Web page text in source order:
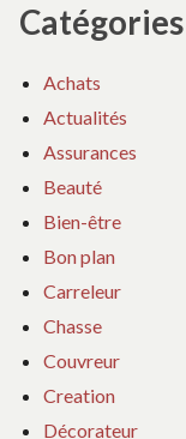
Catégories
Achats
Actualités
Assurances
Beauté
Bien-être
Bon plan
Carreleur
Chasse
Couvreur
Creation
Décorateur